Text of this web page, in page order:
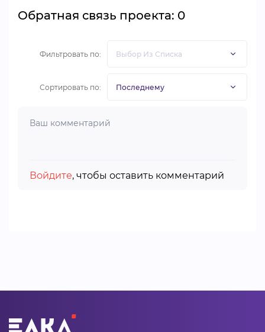
Обратная связь проекта: 0
Фильтровать по:
Сортировать по:
Войдите, чтобы оставить комментарий